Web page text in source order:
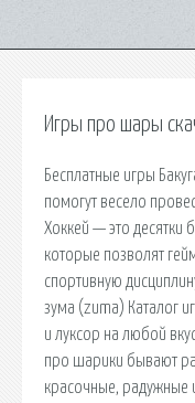
Игры про шары
Бесплатные игры
помогут весело
Хоккей — это десятки
которые позволят
спортивную
зума (zuma) Каталог
и луксор на любой
про шарики бывают
красочные, радужные